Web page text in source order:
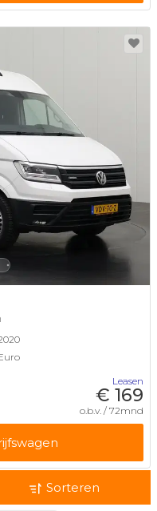
Leasen
€ 169
o.b.v. / 72mnd
Sorteren